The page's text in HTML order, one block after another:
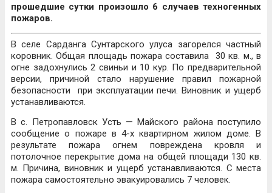
прошедшие сутки произошло 6 случаев техногенных
пожаров.
В селе Сарданга Сунтарского улуса загорелся частный
коровник. Общая площадь пожара составила 30 кв. м., в
огне задохнулись 2 свиньи и 10 кур. По предварительной
версии, причиной стало нарушение правил пожарной
безопасности при эксплуатации печи. Виновник и ущерб
устанавливаются.
В с. Петропавловск Усть — Майского района поступило
сообщение о пожаре в 4-х квартирном жилом доме. В
результате пожара огнем повреждена кровля и
потолочное перекрытие дома на общей площади 130 кв.
м. Причина, виновник и ущерб устанавливаются. С места
пожара самостоятельно эвакуировались 7 человек.